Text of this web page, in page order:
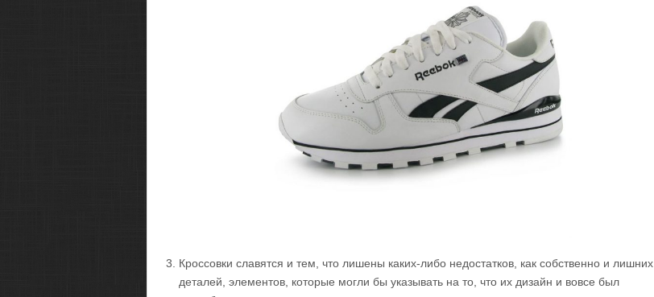
Кроссовки славятся и тем, что лишены каких-либо недостатков, как собственно и лишних
деталей, элементов, которые могли бы указывать на то, что их дизайн и вовсе был